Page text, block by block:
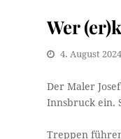
Wer
4. August 2024
Der Maler
Innsbruck ein.
Treppen